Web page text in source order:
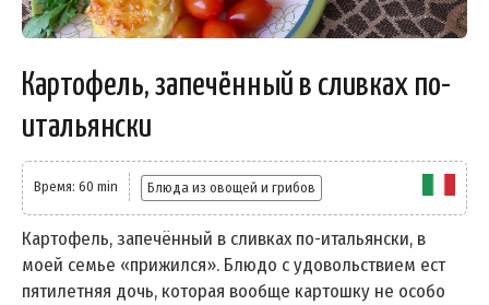
Картофель, запечённый в сливках по-
итальянски
Время: 60 min Блюда из овощей и грибов
Картофель, запечённый в сливках по-итальянски, в
моей семье «прижился». Блюдо с удовольствием ест
пятилетняя дочь, которая вообще картошку не особо